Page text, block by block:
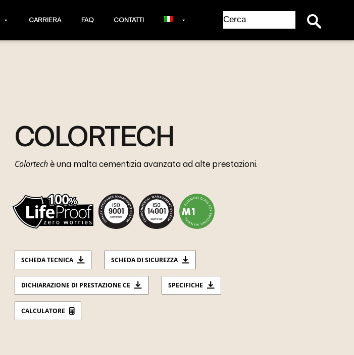
CARRIERA FAQ CONTATTI
for:
COLORTECH
Colortech è una malta cementizia avanzata ad alte prestazioni.
SCHEDA TECNICA SCHEDA DI SICUREZZA
DICHIARAZIONE DI PRESTAZIONE CE SPECIFICHE
CALCULATORE